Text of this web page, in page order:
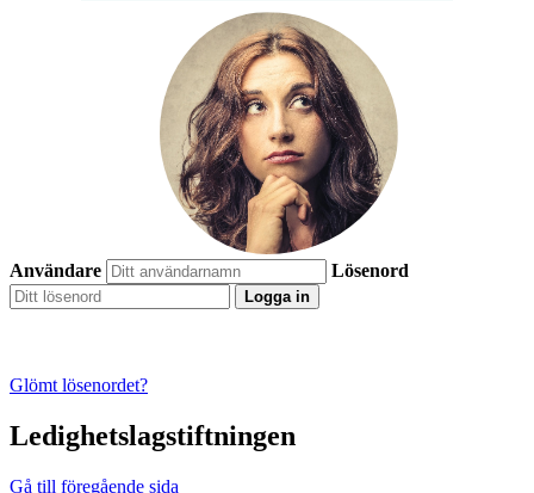
Användare Lösenord
Logga in
Glömt lösenordet?
Ledighetslagstiftningen
Gå till föregående sida